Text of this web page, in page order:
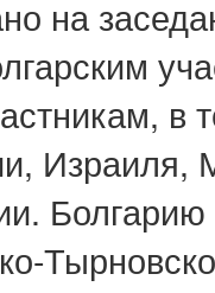
на
в
Израиля,